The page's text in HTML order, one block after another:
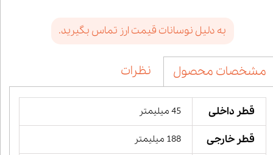
به دلیل نوسانات قیمت ارز تماس بگیرید.
مشخصات محصول نظرات
قطر داخلی 45 میلیمتر
قطر خارجی 188 میلیمتر